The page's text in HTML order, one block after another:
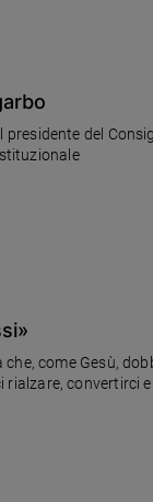
del
come Gesù,
convertirci